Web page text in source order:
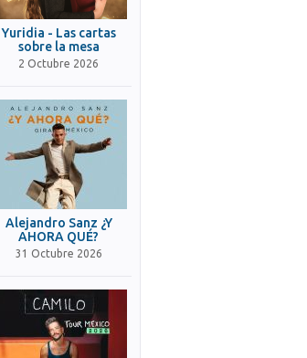
Yuridia - Las cartas
sobre la mesa
2 Octubre 2026
Alejandro Sanz ¿Y
AHORA QUÉ?
31 Octubre 2026